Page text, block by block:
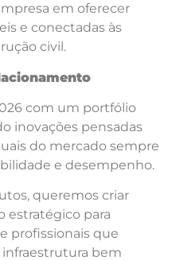
em oferecer
e conectadas às
civil.
com um portfólio
inovações pensadas
do mercado sempre
e desempenho.
queremos criar
estratégico para
profissionais que
bem